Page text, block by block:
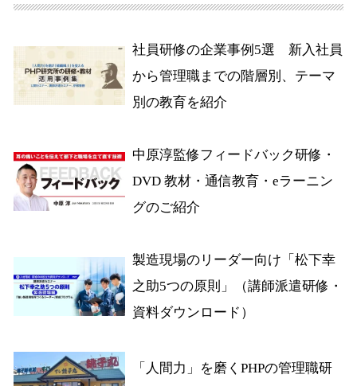
社員研修の企業事例5選 新入社員
から管理職までの階層別、テーマ
別の教育を紹介
中原淳監修フィードバック研修・
DVD 教材・通信教育・eラーニン
グのご紹介
製造現場のリーダー向け「松下幸
之助5つの原則」（講師派遣研修・
資料ダウンロード）
「人間力」を磨くPHPの管理職研